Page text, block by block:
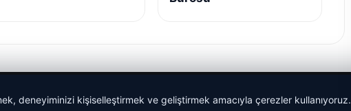
deneyiminizi kişiselleştirmek ve geliştirmek amacıyla çerezler kullanıyoruz.